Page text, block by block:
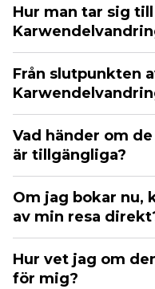
Hur man tar sig
Från slutpunkten
Vad händer om
är tillgängliga?
Om jag bokar nu,
av min resa
Hur vet jag om
för mig?